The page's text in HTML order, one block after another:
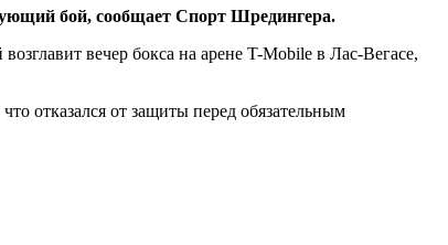
бой, сообщает Спорт Шредингера.
вечер бокса на арене T-Mobile в Лас-Вегасе,
отказался от защиты перед обязательным